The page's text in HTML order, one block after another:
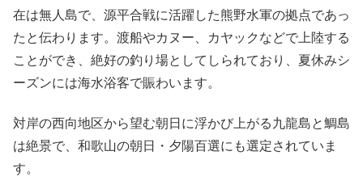
在は無人島で、源平合戦に活躍した熊野水軍の拠点であっ
たと伝わります。渡船やカヌー、カヤックなどで上陸する
ことができ、絶好の釣り場としてしられており、夏休みシ
ーズンには海水浴客で賑わいます。
対岸の西向地区から望む朝日に浮かび上がる九龍島と鯛島
は絶景で、和歌山の朝日・夕陽百選にも選定されていま
す。